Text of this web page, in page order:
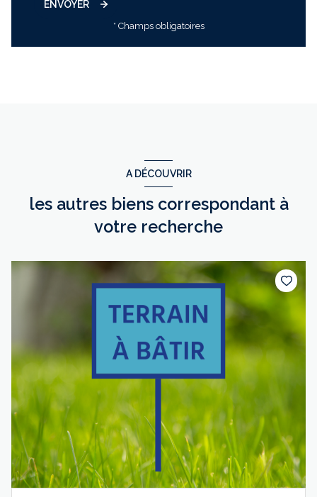
ENVOYER
* Champs obligatoires
A DÉCOUVRIR
les autres biens correspondant à
votre recherche